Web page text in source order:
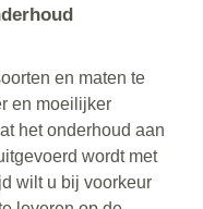
en maten te
en moeilijker
het onderhoud aan
wordt met
wilt u bij voorkeur